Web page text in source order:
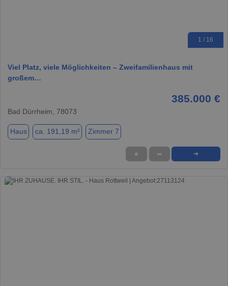
1 / 16
Viel Platz, viele Möglichkeiten – Zweifamilienhaus mit
großem…
385.000 €
Bad Dürrheim, 78073
Haus ca. 191,19 m² Zimmer 7
★ ➦ ➜